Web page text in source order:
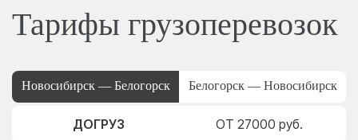
Тарифы грузоперевозок
Новосибирск — Белогорск Белогорск — Новосибирск
ДОГРУЗ ОТ 27000 руб.